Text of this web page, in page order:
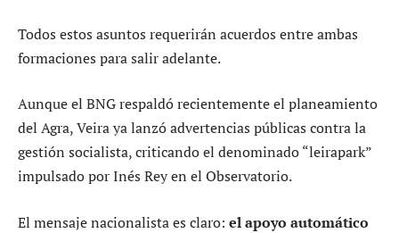
Todos estos asuntos requerirán acuerdos entre ambas
formaciones para salir adelante.
Aunque el BNG respaldó recientemente el planeamiento
del Agra, Veira ya lanzó advertencias públicas contra la
gestión socialista, criticando el denominado “leirapark”
impulsado por Inés Rey en el Observatorio.
El mensaje nacionalista es claro: el apoyo automático